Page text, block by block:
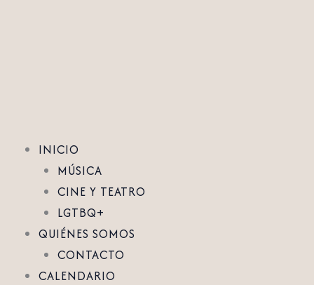
INICIO
MÚSICA
CINE Y TEATRO
LGTBQ+
QUIÉNES SOMOS
CONTACTO
CALENDARIO